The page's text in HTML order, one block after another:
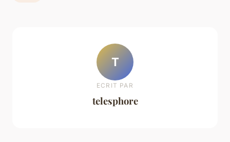
T
ECRIT PAR
telesphore